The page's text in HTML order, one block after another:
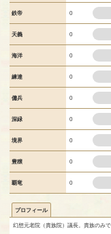
鉄帝 0
天義 0
海洋 0
練達 0
傭兵 0
深緑 0
境界 0
豊穣 0
覇竜 0
プロフィール
幻想元老院（貴族院）議長。貴族のみ